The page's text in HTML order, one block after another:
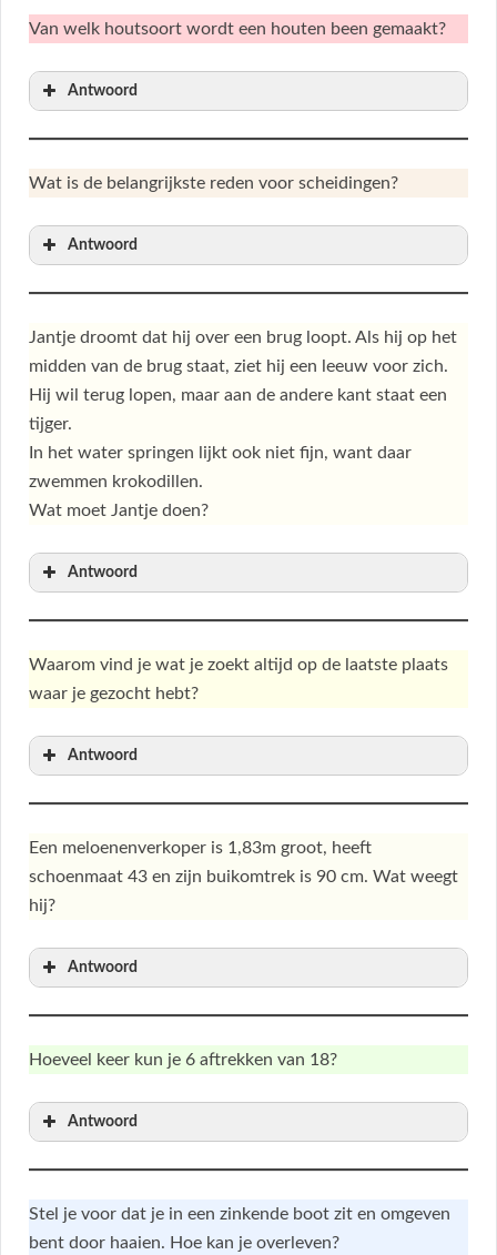
Van welk houtsoort wordt een houten been gemaakt?
Antwoord
Wat is de belangrijkste reden voor scheidingen?
Antwoord
Jantje droomt dat hij over een brug loopt. Als hij op het
midden van de brug staat, ziet hij een leeuw voor zich.
Hij wil terug lopen, maar aan de andere kant staat een
tijger.
In het water springen lijkt ook niet fijn, want daar
zwemmen krokodillen.
Wat moet Jantje doen?
Antwoord
Waarom vind je wat je zoekt altijd op de laatste plaats
waar je gezocht hebt?
Antwoord
Een meloenenverkoper is 1,83m groot, heeft
schoenmaat 43 en zijn buikomtrek is 90 cm. Wat weegt
hij?
Antwoord
Hoeveel keer kun je 6 aftrekken van 18?
Antwoord
Stel je voor dat je in een zinkende boot zit en omgeven
bent door haaien. Hoe kan je overleven?